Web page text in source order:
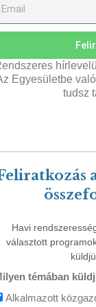
Egyesületbe
tudsz
Havi
választott
témában
Alkalmazott